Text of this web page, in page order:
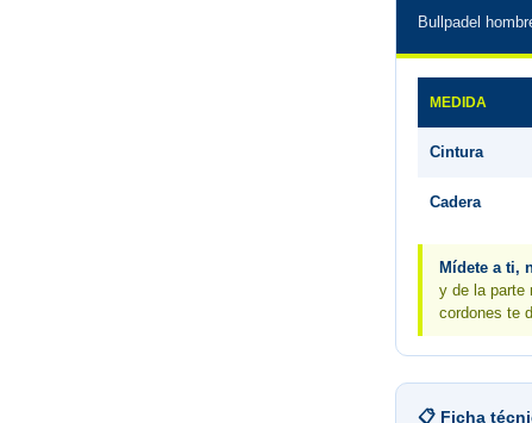
Bullpadel
MEDIDA
Cintura
Cadera
Mídete a ti,
y de la parte
cordones te
📋 Ficha